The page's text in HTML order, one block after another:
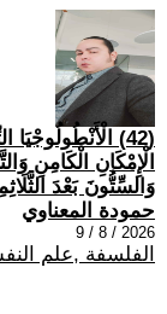
(42)
الْإِمْكَانِ الْكَامِنِ
وَالسِّتُّونَ بَعْدَ
حمودة المعناوي
2026 / 8 / 9
الفلسفة ,علم